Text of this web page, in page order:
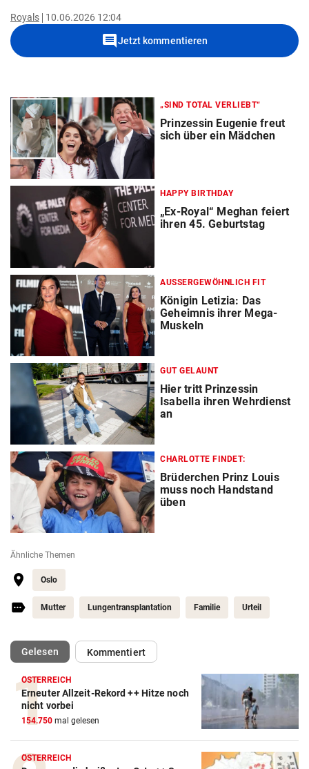
Royals 10.06.2026 12:04
commentJetzt kommentieren
„SIND TOTAL VERLIEBT“
Prinzessin Eugenie freut
sich über ein Mädchen
HAPPY BIRTHDAY
„Ex-Royal“ Meghan feiert
ihren 45. Geburtstag
AUSSERGEWÖHNLICH FIT
Königin Letizia: Das
Geheimnis ihrer Mega-
Muskeln
GUT GELAUNT
Hier tritt Prinzessin
Isabella ihren Wehrdienst
an
CHARLOTTE FINDET:
Brüderchen Prinz Louis
muss noch Handstand
üben
Ähnliche Themen
Oslo
Mutter Lungentransplantation Familie Urteil
Gelesen(ausgewählt)Kommentiert
ÖSTERREICH
Erneuter Allzeit-Rekord ++ Hitze noch
nicht vorbei
154.750 mal gelesen
ÖSTERREICH